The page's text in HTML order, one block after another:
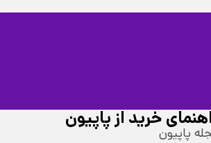
خرید از پاپیون
پاپیون